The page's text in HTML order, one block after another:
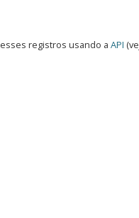
registros usando a API